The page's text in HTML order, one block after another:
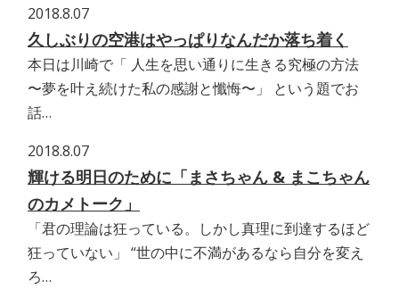
2018.8.07
久しぶりの空港はやっぱりなんだか落ち着く
本日は川崎で「 人生を思い通りに生きる究極の方法
〜夢を叶え続けた私の感謝と懺悔〜」 という題でお
話…
2018.8.07
輝ける明日のために「まさちゃん & まこちゃん
のカメトーク」
「君の理論は狂っている。しかし真理に到達するほど
狂っていない」 “世の中に不満があるなら自分を変え
ろ…